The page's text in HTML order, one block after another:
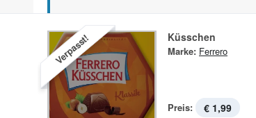
Verpasst! Küsschen
Marke: Ferrero
Preis: € 1,99